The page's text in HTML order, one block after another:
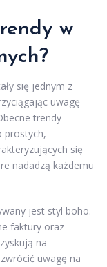
w
się jednym z
uwagę
trendy
prostych,
się
nadadzą każdemu
jest styl boho.
faktury oraz
na
uwagę na